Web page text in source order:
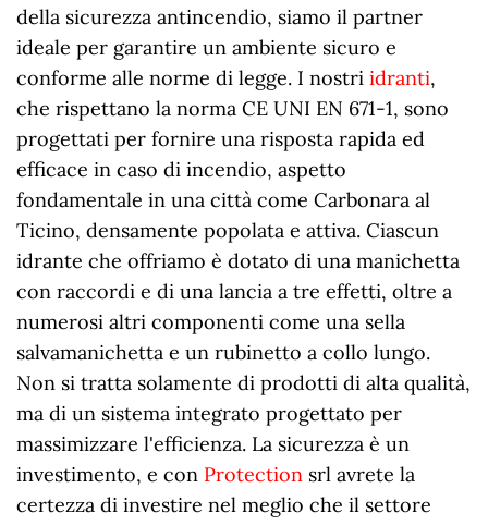
della sicurezza antincendio, siamo il partner
ideale per garantire un ambiente sicuro e
conforme alle norme di legge. I nostri idranti,
che rispettano la norma CE UNI EN 671-1, sono
progettati per fornire una risposta rapida ed
efficace in caso di incendio, aspetto
fondamentale in una città come Carbonara al
Ticino, densamente popolata e attiva. Ciascun
idrante che offriamo è dotato di una manichetta
con raccordi e di una lancia a tre effetti, oltre a
numerosi altri componenti come una sella
salvamanichetta e un rubinetto a collo lungo.
Non si tratta solamente di prodotti di alta qualità,
ma di un sistema integrato progettato per
massimizzare l'efficienza. La sicurezza è un
investimento, e con Protection srl avrete la
certezza di investire nel meglio che il settore